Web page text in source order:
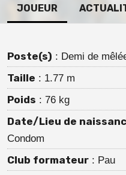
JOUEUR
Poste(s) : Demi de
Taille : 1.77 m
Poids : 76 kg
Date/Lieu de
Condom
Club formateur : Pau